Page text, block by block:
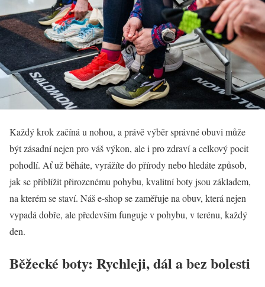
Každý krok začíná u nohou, a právě výběr správné obuvi může
být zásadní nejen pro váš výkon, ale i pro zdraví a celkový pocit
pohodlí. Ať už běháte, vyrážíte do přírody nebo hledáte způsob,
jak se přiblížit přirozenému pohybu, kvalitní boty jsou základem,
na kterém se staví. Náš e-shop se zaměřuje na obuv, která nejen
vypadá dobře, ale především funguje v pohybu, v terénu, každý
den.
Běžecké boty: Rychleji, dál a bez bolesti